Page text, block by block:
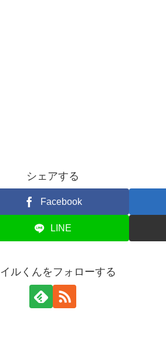
シェアする
Facebook
LINE
ルくんをフォローする